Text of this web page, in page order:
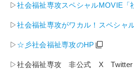
▷社会福祉専攻スペシャルMOVIE「
▷社会福祉専攻がワカル！スペシャ
▷ ☆彡社会福祉専攻のHP
▷社会福祉専攻 非公式 X Twitter